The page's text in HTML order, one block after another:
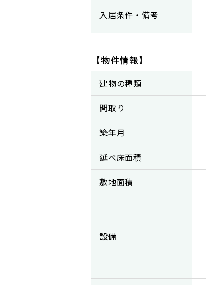
入居条件・備考
【物件情報】
建物の種類
間取り
築年月
延べ床面積
敷地面積
設備